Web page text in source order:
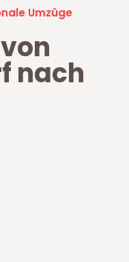
Umzüge
nach